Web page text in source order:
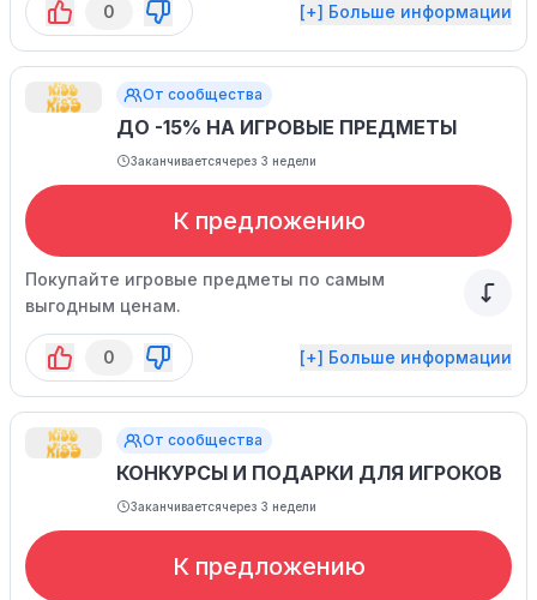
0 [+] Больше информации
От сообщества
ДО -15% НА ИГРОВЫЕ ПРЕДМЕТЫ
Заканчиваетсячерез 3 недели
К предложению
Покупайте игровые предметы по самым
выгодным ценам.
0 [+] Больше информации
От сообщества
КОНКУРСЫ И ПОДАРКИ ДЛЯ ИГРОКОВ
Заканчиваетсячерез 3 недели
К предложению